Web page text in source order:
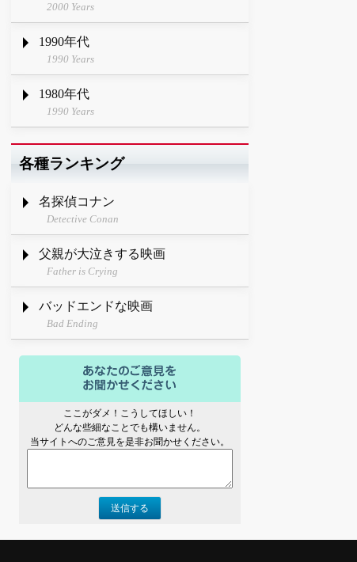
2000 Years
1990年代
1990 Years
1980年代
1990 Years
各種ランキング
名探偵コナン
Detective Conan
父親が大泣きする映画
Father is Crying
バッドエンドな映画
Bad Ending
ここがダメ！こうしてほしい！
どんな些細なことでも構いません。
当サイトへのご意見を是非お聞かせください。
送信する